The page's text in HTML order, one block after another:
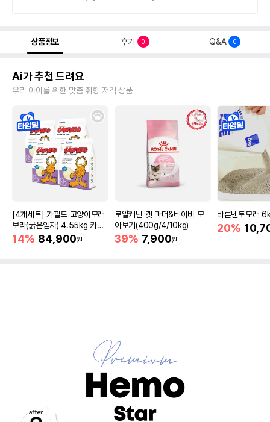
상품정보 후기 0 Q&A 0
Ai가 추천 드려요
우리 아이를 위한 맞춤 취향 저격 상품
[4개세트] 가필드 고양이모래
보라(굵은입자) 4.55kg 카사
바모래
14% 84,900원
로얄캐닌 캣 마더&베이비 모
아보기(400g/4/10kg)
39% 7,900원
바른벤토모래
20%